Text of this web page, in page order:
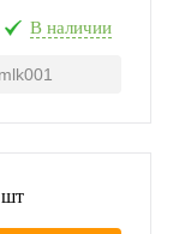
В наличии